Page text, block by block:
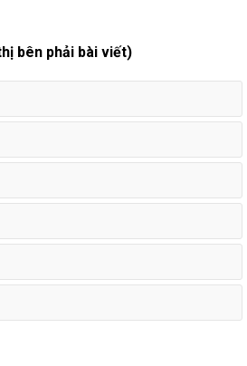
bên phải bài viết)